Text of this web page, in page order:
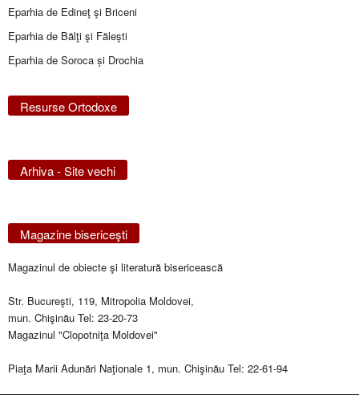
Eparhia de Edineţ şi Briceni
Eparhia de Bălţi şi Făleşti
Eparhia de Soroca și Drochia
Resurse Ortodoxe
Arhiva - Site vechi
Magazine bisericeşti
Magazinul de obiecte şi literatură bisericească
Str. Bucureşti, 119, Mitropolia Moldovei,
mun. Chişinău Tel: 23-20-73
Magazinul "Clopotniţa Moldovei"
Piaţa Marii Adunări Naţionale 1, mun. Chişinău Tel: 22-61-94